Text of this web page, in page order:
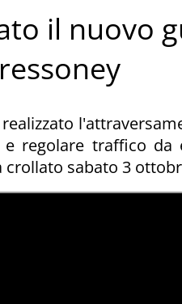
il nuovo
regolare traffico da
sabato 3